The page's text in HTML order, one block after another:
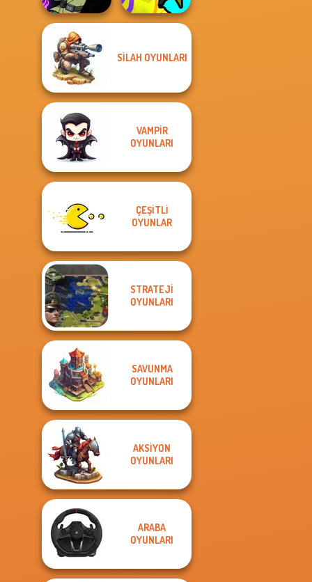
Agent P Rebel
Spy
Funny Blade &
SILAH OYUNLARI
VAMPIR
OYUNLARI
ÇEŞITLI
OYUNLAR
STRATEJI
OYUNLARI
SAVUNMA
OYUNLARI
AKSIYON
OYUNLARI
ARABA
OYUNLARI